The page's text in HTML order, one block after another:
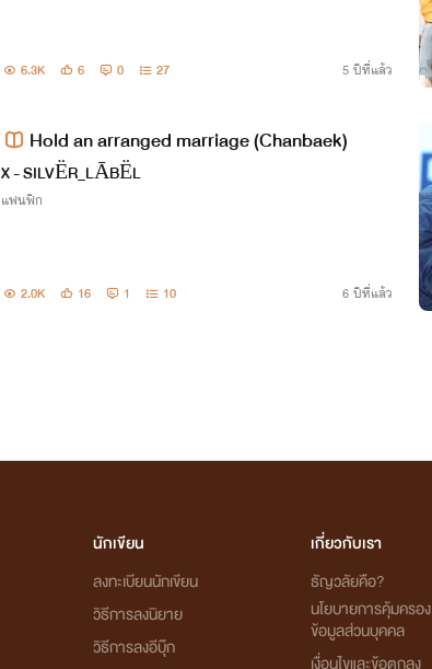
6.3K 6 0 27 5 ปีที่แล้ว
Hold an arranged marriage (Chanbaek)
X - SILVËR_LĀBËL
แฟนฟิก
2.0K 16 1 10 6 ปีที่แล้ว
นักเขียน
ลงทะเบียนนักเขียน
วิธีการลงนิยาย
วิธีการลงอีบุ๊ก
เกี่ยวกับเรา
ธัญวลัยคือ?
นโยบายการคุ้มครอง
ข้อมูลส่วนบุคคล